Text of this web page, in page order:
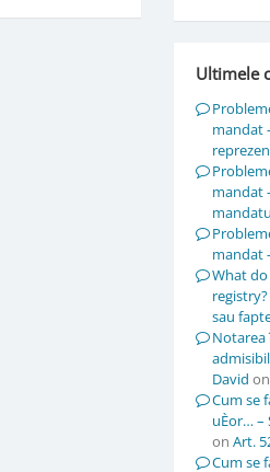
Ultimele
mandat
mandat
mandat
What
sau
Notarea
David on
Cum se
uÈor…
on Art.
Cum se